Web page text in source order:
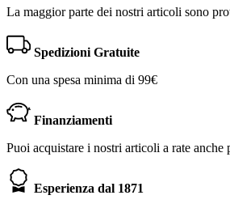
La maggior parte dei nostri articoli sono
Spedizioni Gratuite
Con una spesa minima di 99€
Finanziamenti
Puoi acquistare i nostri articoli a rate anche
Esperienza dal 1871